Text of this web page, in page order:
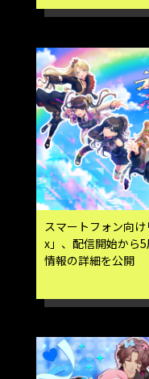
スマートフォン向
x」、配信開始から
情報の詳細を公開